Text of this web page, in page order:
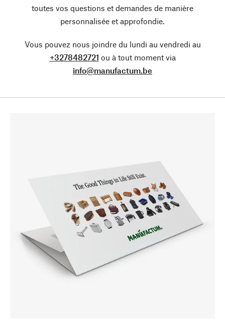
toutes vos questions et demandes de manière
personnalisée et approfondie.
Vous pouvez nous joindre du lundi au vendredi au
+3278482721 ou à tout moment via
info@manufactum.be